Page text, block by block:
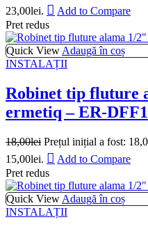
23,00lei.
Add to Compare
Pret redus
Quick View Adaugă în coș
INSTALAȚII
Robinet tip fluture
ermetiq – ER-
18,00lei Prețul inițial a fost:
15,00lei.
Add to Compare
Pret redus
Quick View Adaugă în coș
INSTALAȚII